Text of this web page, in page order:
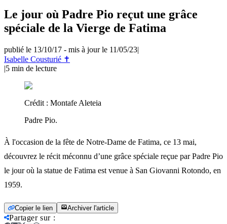
Le jour où Padre Pio reçut une grâce
spéciale de la Vierge de Fatima
publié le 13/10/17 - mis à jour le 11/05/23|
Isabelle Cousturié ✝
|5 min de lecture
Crédit : Montafe Aleteia
Padre Pio.
À l'occasion de la fête de Notre-Dame de Fatima, ce 13 mai,
découvrez le récit méconnu d’une grâce spéciale reçue par Padre Pio
le jour où la statue de Fatima est venue à San Giovanni Rotondo, en
1959.
Copier le lien Archiver l'article
Partager sur: